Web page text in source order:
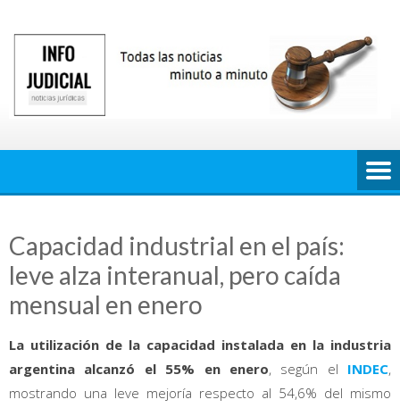
contenido
Capacidad industrial en el país:
leve alza interanual, pero caída
mensual en enero
La utilización de la capacidad instalada en la industria
argentina alcanzó el 55% en enero, según el INDEC,
mostrando una leve mejoría respecto al 54,6% del mismo